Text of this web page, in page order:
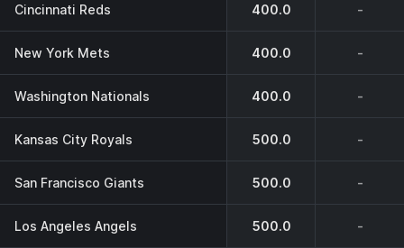
Cincinnati Reds 400.0 -
New York Mets 400.0 -
Washington Nationals 400.0 -
Kansas City Royals 500.0 -
San Francisco Giants 500.0 -
Los Angeles Angels 500.0 -